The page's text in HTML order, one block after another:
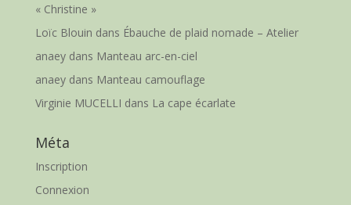
« Christine »
Loïc Blouin dans Ébauche de plaid nomade – Atelier
anaeydans Manteau arc-en-ciel
anaeydans Manteau camouflage
Virginie MUCELLI dans La cape écarlate
Méta
Inscription
Connexion